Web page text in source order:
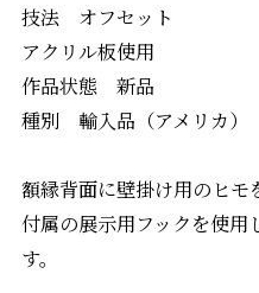
技法 オフセット
アクリル板使用
作品状態 新品
種別 輸入品（アメリカ）
額縁背面に壁掛け用のヒモ
付属の展示用フックを使用
す。